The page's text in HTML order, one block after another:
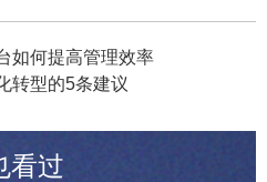
如何提高管理效率
转型的5条建议
看过